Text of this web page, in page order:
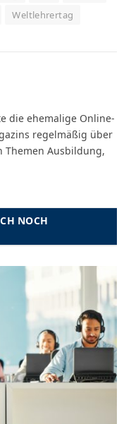
Weltlehrertag
die ehemalige Online-
regelmäßig über
Themen Ausbildung,
NOCH